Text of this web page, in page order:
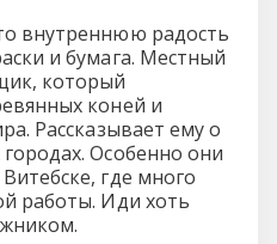
внутреннюю радость
и бумага. Местный
который
коней и
Рассказывает ему о
Особенно они
где много
работы. Иди хоть